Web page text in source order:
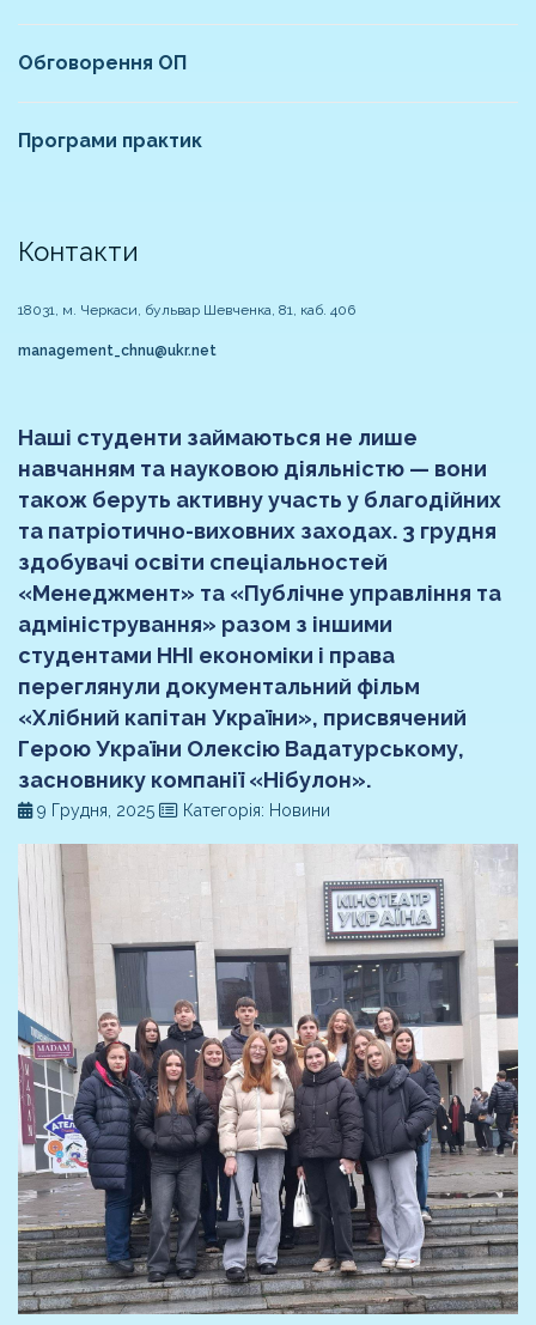
Обговорення ОП
Програми практик
Контакти
18031, м. Черкаси, бульвар Шевченка, 81, каб. 406
management_chnu@ukr.net
Наші студенти займаються не лише
навчанням та науковою діяльністю — вони
також беруть активну участь у благодійних
та патріотично-виховних заходах. 3 грудня
здобувачі освіти спеціальностей
«Менеджмент» та «Публічне управління та
адміністрування» разом з іншими
студентами ННІ економіки і права
переглянули документальний фільм
«Хлібний капітан України», присвячений
Герою України Олексію Вадатурському,
засновнику компанії «Нібулон».
9 Грудня, 2025 Категорія: Новини